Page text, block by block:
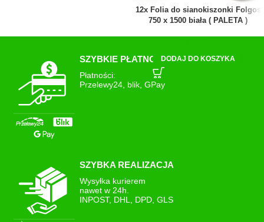
12x Folia do sianokiszonki Folgos
750 x 1500 biała ( PALETA )
DODAJ DO KOSZYKA
SZYBKIE PŁATNOŚCI
Płatności:
Przelewy24, blik, GPay
SZYBKA REALIZACJA
Wysyłka kurierem
nawet w 24h.
INPOST, DHL, DPD, GLS